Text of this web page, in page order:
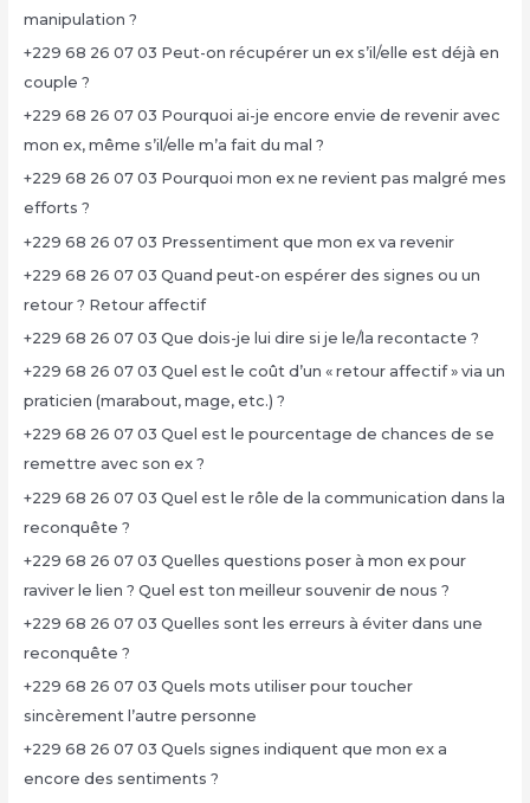
manipulation ?
+229 68 26 07 03 Peut-on récupérer un ex s’il/elle est déjà en
couple ?
+229 68 26 07 03 Pourquoi ai-je encore envie de revenir avec
mon ex, même s’il/elle m’a fait du mal ?
+229 68 26 07 03 Pourquoi mon ex ne revient pas malgré mes
efforts ?
+229 68 26 07 03 Pressentiment que mon ex va revenir
+229 68 26 07 03 Quand peut-on espérer des signes ou un
retour ? Retour affectif
+229 68 26 07 03 Que dois-je lui dire si je le/la recontacte ?
+229 68 26 07 03 Quel est le coût d’un « retour affectif » via un
praticien (marabout, mage, etc.) ?
+229 68 26 07 03 Quel est le pourcentage de chances de se
remettre avec son ex ?
+229 68 26 07 03 Quel est le rôle de la communication dans la
reconquête ?
+229 68 26 07 03 Quelles questions poser à mon ex pour
raviver le lien ? Quel est ton meilleur souvenir de nous ?
+229 68 26 07 03 Quelles sont les erreurs à éviter dans une
reconquête ?
+229 68 26 07 03 Quels mots utiliser pour toucher
sincèrement l’autre personne
+229 68 26 07 03 Quels signes indiquent que mon ex a
encore des sentiments ?